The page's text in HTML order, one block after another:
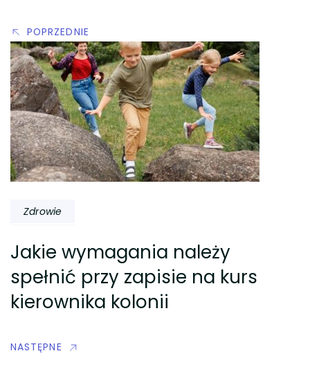
POPRZEDNIE
Zdrowie
Jakie wymagania należy
spełnić przy zapisie na kurs
kierownika kolonii
NASTĘPNE